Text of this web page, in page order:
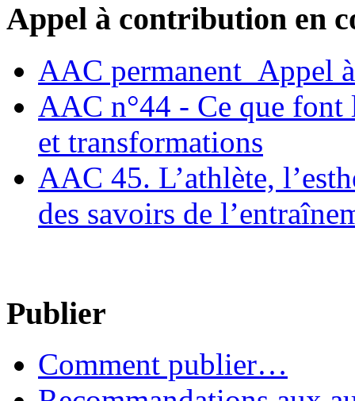
Appel à contribution en
AAC permanent_Appel
AAC n°44 - Ce que font
et transformations
AAC 45. L’athlète,
des savoirs de
Publier
Comment publier…